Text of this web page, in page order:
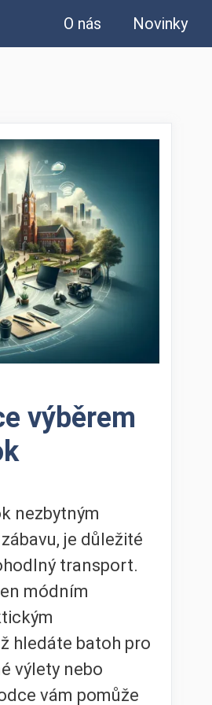
O nás Novinky
výběrem
nezbytným
je důležité
transport.
módním
hledáte batoh pro
výlety nebo
vám pomůže